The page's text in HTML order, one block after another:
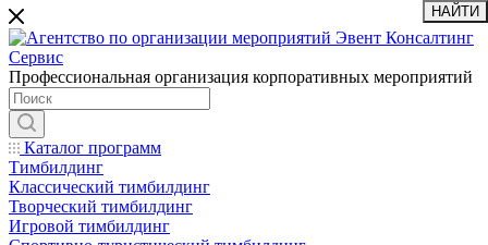
Профессиональная организация корпоративных мероприятий
Каталог программ
Тимбилдинг
Классический тимбилдинг
Творческий тимбилдинг
Игровой тимбилдинг
НАЙТИ